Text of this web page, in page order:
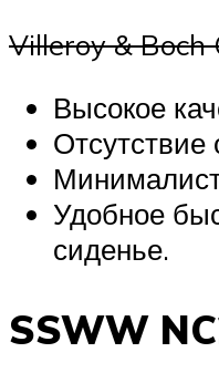
Villeroy & Boch
Высокое
Отсутствие
Удобное
сиденье.
SSWW